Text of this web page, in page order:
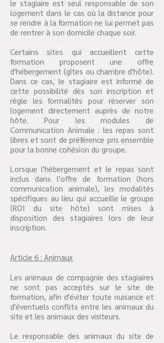
le stagiaire est seul responsable de son
logement dans le cas où la distance pour
se rendre à la formation ne lui permet pas
de rentrer à son domicile chaque soir.
Certains sites qui accueillent cette
formation proposent une offre
d'hébergement (gîtes ou chambre d'hôte).
Dans ce cas, le stagiaire est informé de
cette possibilité dès son inscription et
règle les formalités pour réserver son
logement directement auprès de notre
hôte. Pour les modules de
Communication Animale : les repas sont
libres et sont de préférence pris ensemble
pour la bonne cohésion du groupe.
Lorsque l'hébergement et le repas sont
inclus dans l'offre de formation (hors
communication animale), les modalités
spécifiques au lieu qui accueille le groupe
(ROI du site hôte) sont mises à
disposition des stagiaires lors de leur
inscription.
Article 6 : Animaux
Les animaux de compagnie des stagiaires
ne sont pas acceptés sur le site de
formation, afin d'éviter toute nuisance et
d'éventuels conflits entre les animaux du
site et les animaux des visiteurs.
Le responsable des animaux du site de